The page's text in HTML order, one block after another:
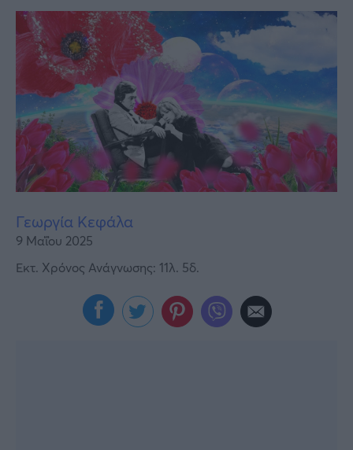
Καιρός
Γεωργία Κεφάλα
9 Μαΐου 2025
Εκτ. Χρόνος Ανάγνωσης: 11λ. 5δ.